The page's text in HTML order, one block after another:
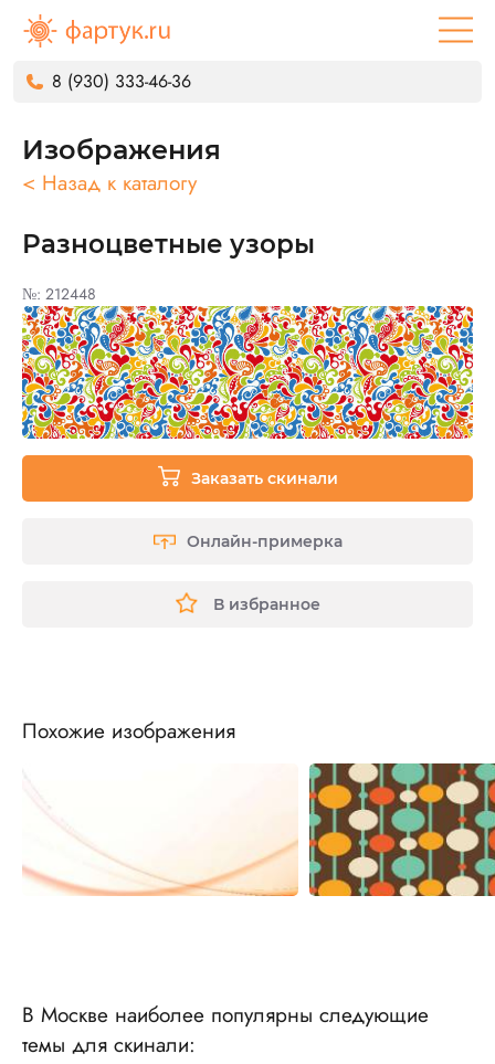
8 (930) 333-46-36
Изображения
< Назад к каталогу
Разноцветные узоры
№: 212448
Заказать скинали
Онлайн-примерка
В избранное
Похожие изображения
В Москве наиболее популярны следующие
темы для скинали: